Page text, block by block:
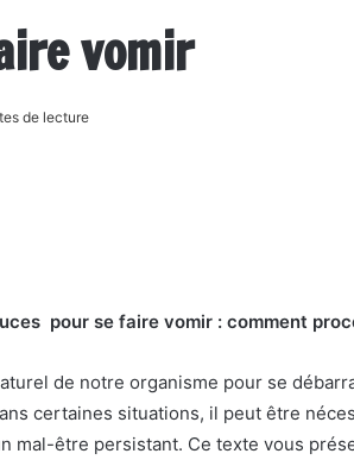
vomir
de lecture
pour se faire vomir : comment
de notre organisme pour se
certaines situations, il peut être
mal-être persistant. Ce texte vous